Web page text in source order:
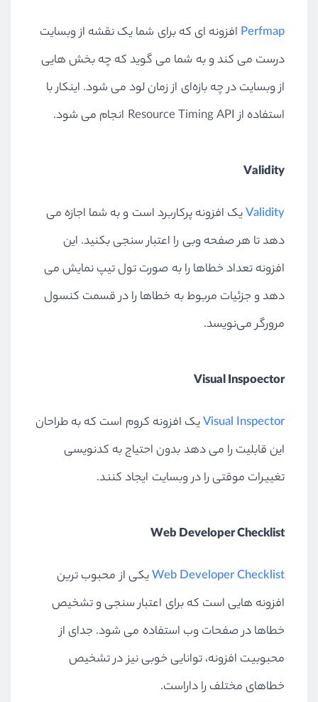
Perfmap افزونه ای که برای شما یک نقشه از وبسایت
درست می کند و به شما می گوید که چه بخش هایی
از وبسایت در چه بازه‌ای از زمان لود می شود. اینکار با
استفاده از Resource Timing API انجام می شود.
Validity
Validityیک افزونه پرکاربرد است و به شما اجازه می
دهد تا هر صفحه وبی را اعتبار سنجی بکنید. این
افزونه تعداد خطاها را به صورت تول تیپ نمایش می
دهد و جزئیات مربوط به خطاها را در قسمت کنسول
مرورگر می‌نویسد.
Visual Inspoector
Visual Inspectorیک افزونه کروم است که به طراحان
این قابلیت را می دهد بدون احتیاج به کدنویسی
تغییرات موقتی را در وبسایت ایجاد کنند.
Web Developer Checklist
Web Developer Checklistیکی از محبوب ترین
افزونه هایی است که برای اعتبار سنجی و تشخیص
خطاها در صفحات وب استفاده می شود. جدای از
محبوبیت افزونه، توانایی خوبی نیز در تشخیص
خطاهای مختلف را داراست.